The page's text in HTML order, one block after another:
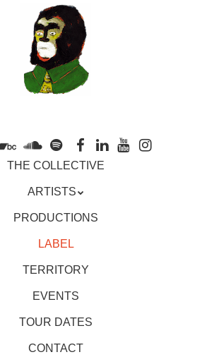
THE COLLECTIVE
ARTISTS
PRODUCTIONS
LABEL
TERRITORY
EVENTS
TOUR DATES
CONTACT